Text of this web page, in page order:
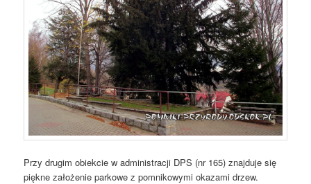
Przy drugim obiekcie w administracji DPS (nr 165) znajduje się
piękne założenie parkowe z pomnikowymi okazami drzew.